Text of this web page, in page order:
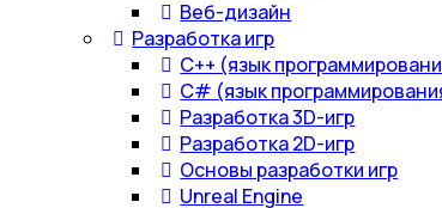
Веб-дизайн
Разработка игр
С++ (язык
С# (язык
Разработка 3D-игр
Разработка 2D-игр
Основы разработки игр
Unreal Engine